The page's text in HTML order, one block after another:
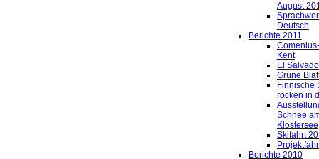
August
Deutsch
Berichte 2011
Kent
El
Grüne
Finnische
rocken in
Schnee
Klostersee
Skifahrt
Berichte 2010